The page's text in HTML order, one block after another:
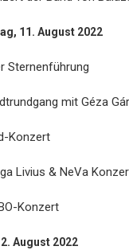
11. August 2022
Sternenführung
mit Géza
Konzert
Livius & NeVa
Konzert
August 2022